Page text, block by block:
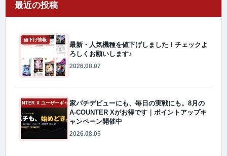
最近の投稿
値下げ情報
最新・人気機種を値下げしました！チェックよ
ろしくお願いします♪
2026.08.07
A-COUNTER X ユーザーギャラリー家パチデビューにも、毎日の実戦にも。8月の
A-COUNTER Xがお得です｜ポイントアップキ
ャンペーン開催中
2026.08.05